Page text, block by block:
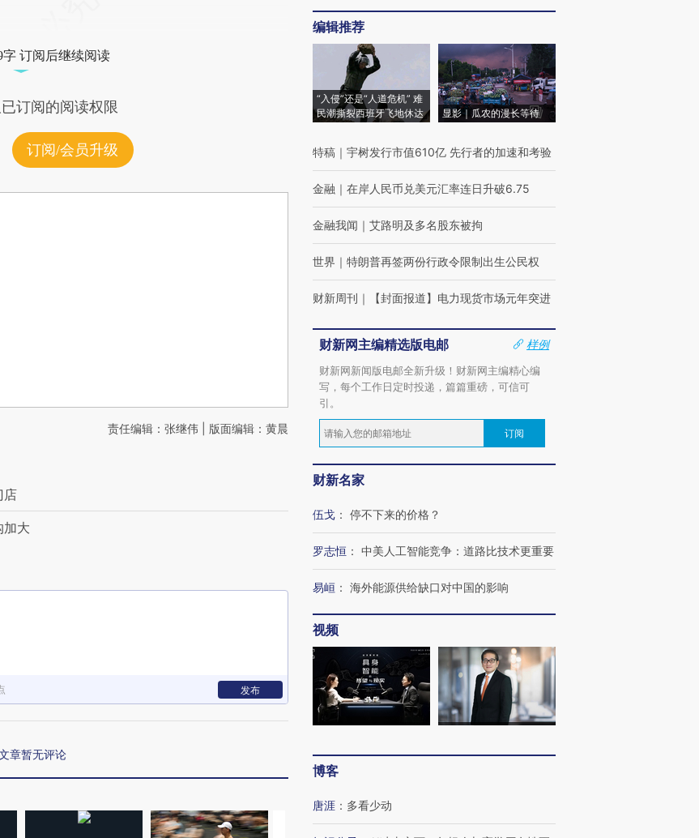
字 订阅后继续阅读
订阅的阅读权限
订阅/会员升级
责任编辑：张继伟 | 版面编辑：黄晨
店
加大
发布
章暂无评论
编辑推荐
“入侵”还是“人道危机” 难
民潮撕裂西班牙飞地休达
显影｜瓜农的漫长等待
特稿 ｜ 宇树发行市值610亿 先行者的加速和考验
金融 ｜ 在岸人民币兑美元汇率连日升破6.75
金融我闻 ｜ 艾路明及多名股东被拘
世界 ｜ 特朗普再签两份行政令限制出生公民权
财新周刊 ｜ 【封面报道】电力现货市场元年突进
财新网主编精选版电邮
样例
财新网新闻版电邮全新升级！财新网主编精心编
写，每个工作日定时投递，篇篇重磅，可信可
引。
订阅
财新名家
伍戈 ： 停不下来的价格？
罗志恒 ： 中美人工智能竞争：道路比技术更重要
易峘 ： 海外能源供给缺口对中国的影响
视频
博客
唐涯 ： 多看少动